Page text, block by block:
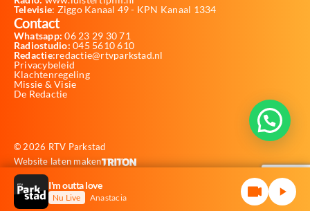
Televisie: Ziggo Kanaal 49 - KPN Kanaal 1334
Contact
Whatsapp: 06 23 29 30 71
Radiostudio: 045 5610 610
Redactie:redactie@rtvparkstad.nl
Privacybeleid
Klachtenregeling
Missie & Visie
De Redactie
© 2026 RTV Parkstad
Website laten maken
I'm outta love
Nu Live Anastacia